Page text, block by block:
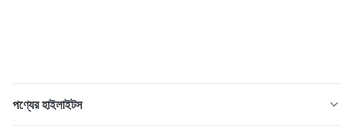
পণ্যের হাইলাইটস